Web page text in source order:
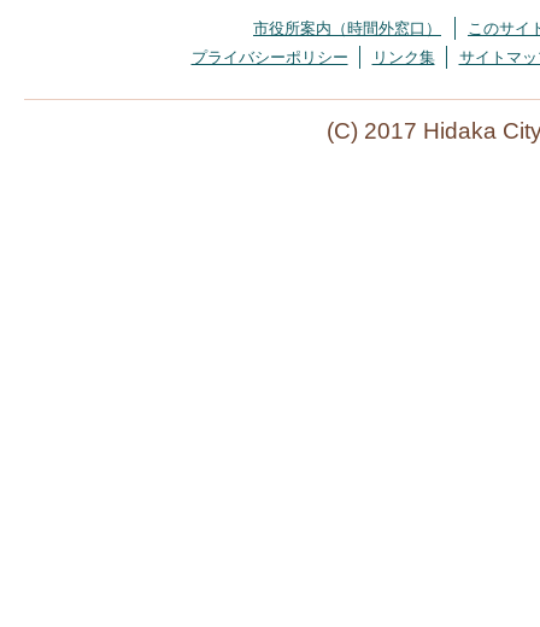
市役所案内（時間外窓口）
このサイ
プライバシーポリシー
リンク集 サイトマッ
(C) 2017 Hidaka